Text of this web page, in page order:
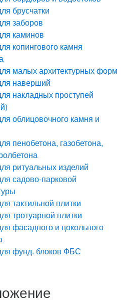
брусчатки
заборов
каминов
копингового камня
малых архитектурных форм
наверший
накладных проступей
облицовочного камня и
пенобетона, газобетона,
ритуальных изделий
садово-парковой
тактильной плитки
тротуарной плитки
фасадного и цокольного
фунд. блоков ФБС